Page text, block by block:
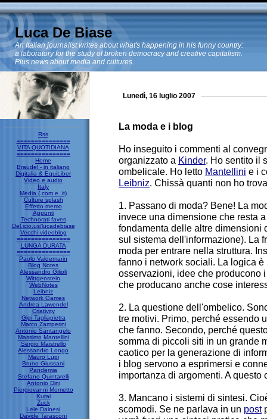
Luca De Biase
An Italian journalist writes about what's happening in his funny country:
a laboratory for the study of broken democracy and creative capitalism.
Plus news about media and cultures.
Rss
===============
VITA QUOTIDIANA
===============
Home
Braudel - in italiano
Digitalia & EquiLiber
Video e audio
Italy
Media (.com e .it)
Culture splash
Effetto memo
Appunti
Technorati faves
Del.icio.us/lucadebiase
Vecchi videoblog
===============
LUNGA DURATA
===============
Paolo Valdemarin
Blog Notes
Alessandro Gilioli
Wittgenstein
WebNotes
Leibniz
Network Games
Andrea Lawendel
Criativity
Gigi Tagliapietra
Marco Zamperini
Antonio Santangelo
Massimo Mantellini
Sergio Maistrello
Alessandro Longo
Mauro Lupi
Bruno Giussani
Pandemia
Stefano Quintarelli
Antonio Dini
Piergiovanni Mometto
Kurai
Zuck
Lele Dainesi
Davide Tarasconi
Lunedì, 16 luglio 2007
La moda e i blog
Ho inseguito i commenti al
organizzato a Kinder. Ho sentito il
ombelicale. Ho letto Mantellini e i
Leibniz. Chissà quanti non ho
1. Passano di moda? Bene! La
invece una dimensione che resta
fondamenta delle altre dimensioni
sul sistema dell'informazione). La
moda per entrare nella struttura.
fanno i network sociali. La logica
osservazioni, idee che producono
che producano anche cose
2. La questione dell'ombelico.
tre motivi. Primo, perché essendo
che fanno. Secondo, perché
somma di piccoli siti in un grande
caotico per la generazione di
i blog servono a esprimersi e
importanza di argomenti. A
3. Mancano i sistemi di sintesi.
scomodi. Se ne parlava in un post